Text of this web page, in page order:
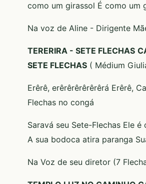
como um girassol É como um
Na voz de Aline - Dirigente
TERERIRA - SETE FLECHAS
SETE FLECHAS ( Médium
Erêrê, erêrêrêrêrêrêrá Erêrê,
Flechas no congá
Saravá seu Sete-Flechas Ele é
A sua bodoca atira paranga
Na Voz de seu diretor (7